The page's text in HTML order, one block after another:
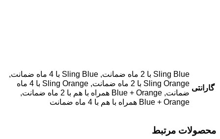
گارانتی
Sling Blue با 2 ماه ضمانت, Sling Blue با 4 ماه ضمانت,
Sling Orange با 2 ماه ضمانت, Sling Orange با 4 ماه
ضمانت, Blue + Orange همراه با هم با 2 ماه ضمانت,
Blue + Orange همراه با هم با 4 ماه ضمانت
محصولات مرتبط